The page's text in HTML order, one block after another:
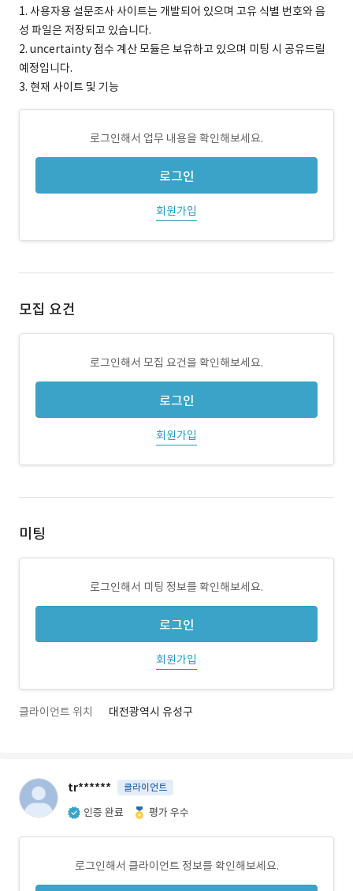
1. 사용자용 설문조사 사이트는 개발되어 있으며 고유 식별 번호와 음
성 파일은 저장되고 있습니다.
2. uncertainty 점수 계산 모듈은 보유하고 있으며 미팅 시 공유드릴
예정입니다.
3. 현재 사이트 및 기능
로그인해서 업무 내용을 확인해보세요.
로그인
회원가입
모집 요건
로그인해서 모집 요건을 확인해보세요.
로그인
회원가입
미팅
로그인해서 미팅 정보를 확인해보세요.
로그인
회원가입
클라이언트 위치 대전광역시 유성구
tr****** 클라이언트
인증 완료 평가 우수
로그인해서 클라이언트 정보를 확인해보세요.